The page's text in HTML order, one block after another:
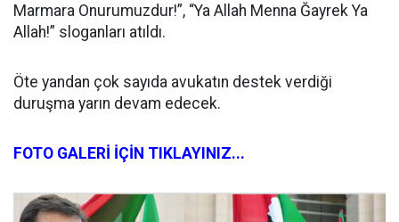
Marmara Onurumuzdur!”, “Ya Allah Menna Ğayrek Ya
Allah!” sloganları atıldı.
Öte yandan çok sayıda avukatın destek verdiği
duruşma yarın devam edecek.
FOTO GALERİ İÇİN TIKLAYINIZ...